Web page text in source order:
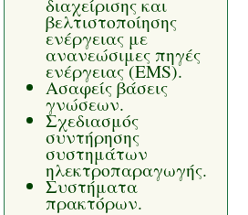
βελτιστοποίησης
ενέργειας με
ανανεώσιμες πηγές
ενέργειας (EMS).
Ασαφείς βάσεις
γνώσεων.
Σχεδιασμός
συντήρησης
συστημάτων
ηλεκτροπαραγωγής.
Συστήματα
πρακτόρων.